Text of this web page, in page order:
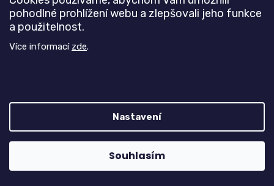
pohodlné prohlížení webu a zlepšovali jeho funkce
a použitelnost.
Více informací zde.
Nastavení
Souhlasím
Do 3-6 týdnů
h60 cm
Jasan šedý